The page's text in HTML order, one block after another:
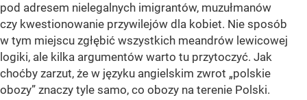
pod adresem nielegalnych imigrantów, muzułmanów
czy kwestionowanie przywilejów dla kobiet. Nie sposób
w tym miejscu zgłębić wszystkich meandrów lewicowej
logiki, ale kilka argumentów warto tu przytoczyć. Jak
choćby zarzut, że w języku angielskim zwrot „polskie
obozy” znaczy tyle samo, co obozy na terenie Polski.